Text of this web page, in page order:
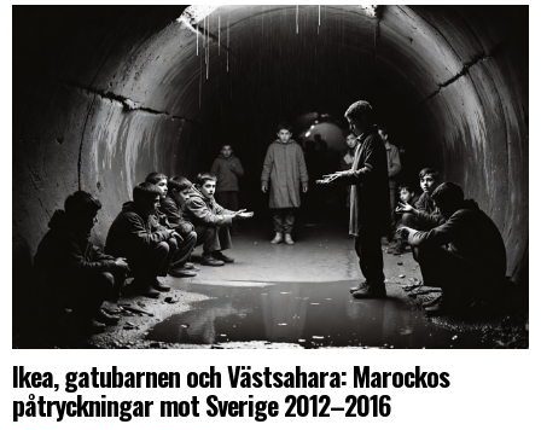
Ikea, gatubarnen och Västsahara: Marockos
påtryckningar mot Sverige 2012–2016